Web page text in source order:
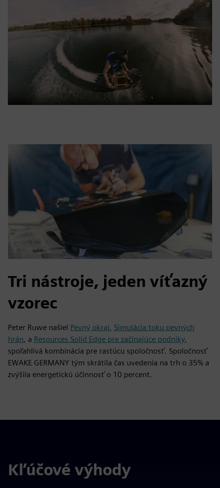
Tri nástroje, jeden víťazný
vzorec
Peter Ruwe našiel Pevný okraj, Simulácia toku pevných
hrán, a Resources Solid Edge pre začínajúce podniky,
spoľahlivá kombinácia pre rastúcu spoločnosť. Spoločnosť
EWAKE GERMANY tým skrátila čas uvedenia na trh o 35% a
zvýšila energetickú účinnosť o 10 percent.
Kľúčové výhody